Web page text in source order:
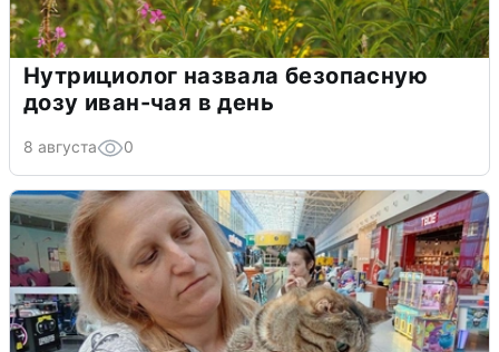
Нутрициолог назвала безопасную
дозу иван-чая в день
8 августа 0